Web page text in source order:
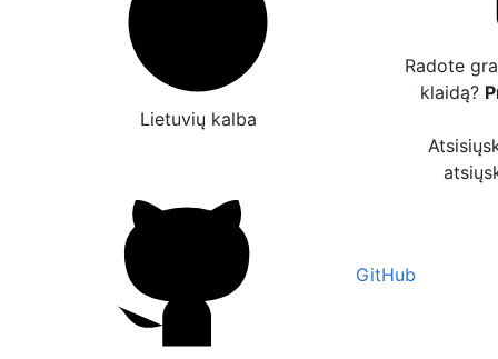
Lietuvių kalba
Radote
klaidą?
GitHub